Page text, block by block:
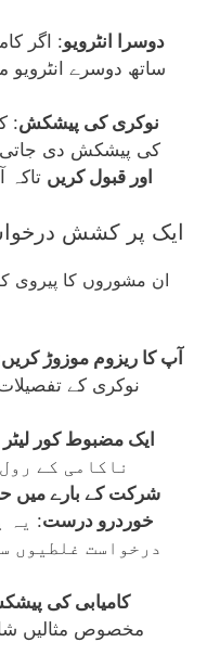
دوسرا انٹرویو: اگر
ساتھ دوسرے انٹرویو
نوکری کی پیشکش:
کی پیشکش دی
اور قبول کریں
ایک پر کشش
ان مشوروں کا پیروی
آپ کا ریزوم موزوڑ کریں
نوکری کے
ایک مضبوط کور لیٹر
ناکامی کے
شرکت کے بارے میں
خوردرو درست: یہ
درخواست غلطیوں
کامیابی کی
مخصوص مثالیں